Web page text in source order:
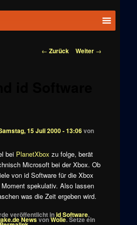
Beitragsnavigation
← Zurück Weiter →
15 Juli 2000 - 13:06von
bei PlanetXbox zu folge, berät
Microsoft bei der Xbox. Ob
von id Software für die Xbox
spekulativ. Also lassen
was die Zeit ergeben wird.
veröffentlicht inid Software,
NewsvonWolle. Setze ein